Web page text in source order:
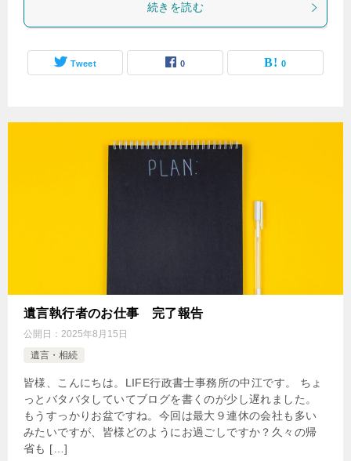
続きを読む
Tweet 0 0
遺言執行者のお仕事 完了報告
公開日： 2025年8月15日
遺言・相続
皆様、こんにちは。LIFE行政書士事務所の中江です。 ちょ
っとバタバタしていてブログを書くのが少し遅れました。
もうすっかりお盆ですね。今回は最大９連休の会社も多い
みたいですが、皆様どのようにお過ごしですか？久々の帰
省も […]